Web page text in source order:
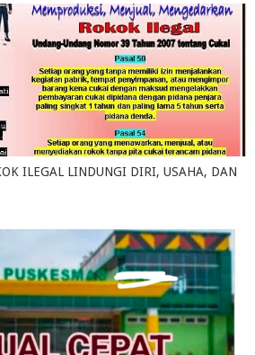
ILEGAL LINDUNGI DIRI, USAHA, DAN